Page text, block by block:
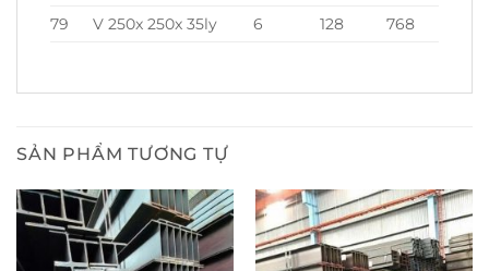
79
V 250x 250x 35ly 6 128 768
SẢN PHẨM TƯƠNG TỰ